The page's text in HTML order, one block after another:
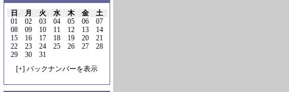
日 月 火 水 木 金
土
01
02 03 04 05 06
07
08
09 10 11 12 13
14
15
16 17 18 19 20
21
22
23 24 25 26 27
28
29
30
31
[+] バックナンバーを表示